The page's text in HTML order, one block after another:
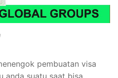
pembuatan visa